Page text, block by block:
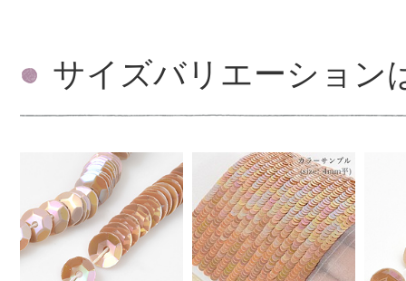
サイズバリエーション